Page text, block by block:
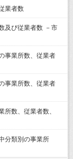
業者数
及び従業者数 －市
事業所数、従業者
事業所数、従業者
所数、従業者数、
分類別の事業所